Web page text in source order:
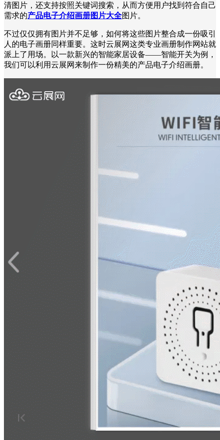
清图片，还支持按照关键词搜索，从而方便用户找到符合自己
需求的产品电子介绍画册图片大全图片。
不过仅仅拥有图片并不足够，如何将这些图片整合成一份吸引
人的电子画册同样重要。这时云展网这类专业画册制作网站就
派上了用场。以一款新兴的智能家居设备——智能开关为例，
我们可以利用云展网来制作一份精美的产品电子介绍画册。